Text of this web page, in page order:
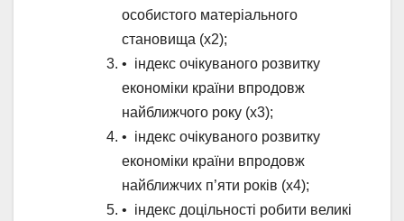
особистого матеріального
становища (х2);
• індекс очікуваного розвитку
економіки країни впродовж
найближчого року (х3);
• індекс очікуваного розвитку
економіки країни впродовж
найближчих п’яти років (х4);
• індекс доцільності робити великі